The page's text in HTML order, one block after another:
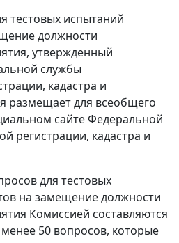
тестовых испытаний
должности
утвержденный
службы
кадастра и
размещает для всеобщего
сайте Федеральной
регистрации, кадастра и
для тестовых
на замещение должности
Комиссией составляются
50 вопросов, которые